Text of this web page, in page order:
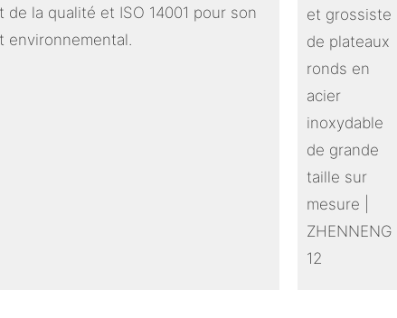
de la qualité et ISO 14001 pour son
environnemental.